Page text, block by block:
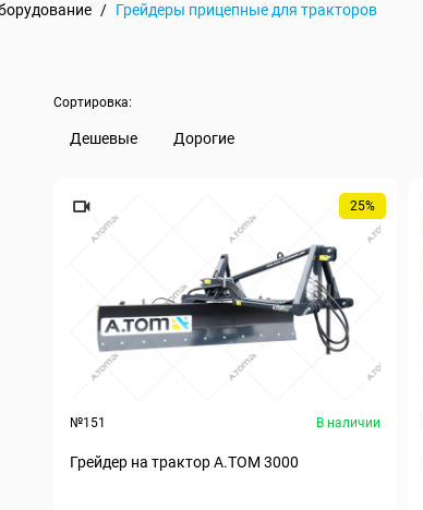
/ Грейдеры прицепные для тракторов
Сортировка:
Дешевые Дорогие
25%
№151 В наличии
Грейдер на трактор А.ТОМ 3000